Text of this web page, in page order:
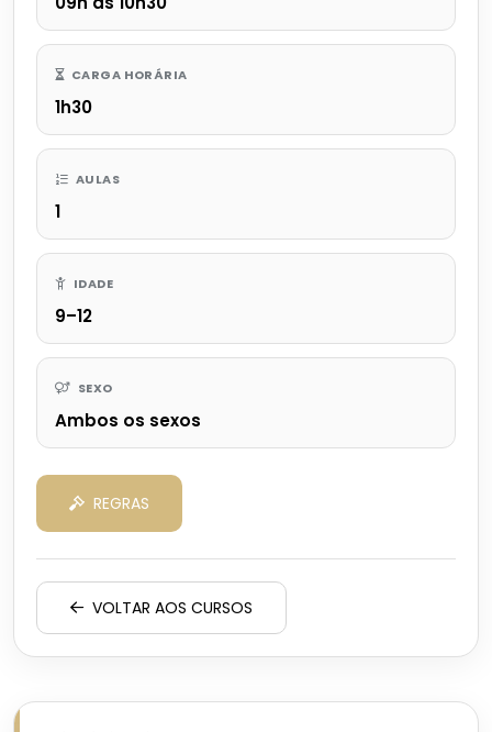
CARGA HORÁRIA
1h30
AULAS
1
IDADE
9–12
SEXO
Ambos os sexos
REGRAS
VOLTAR AOS CURSOS